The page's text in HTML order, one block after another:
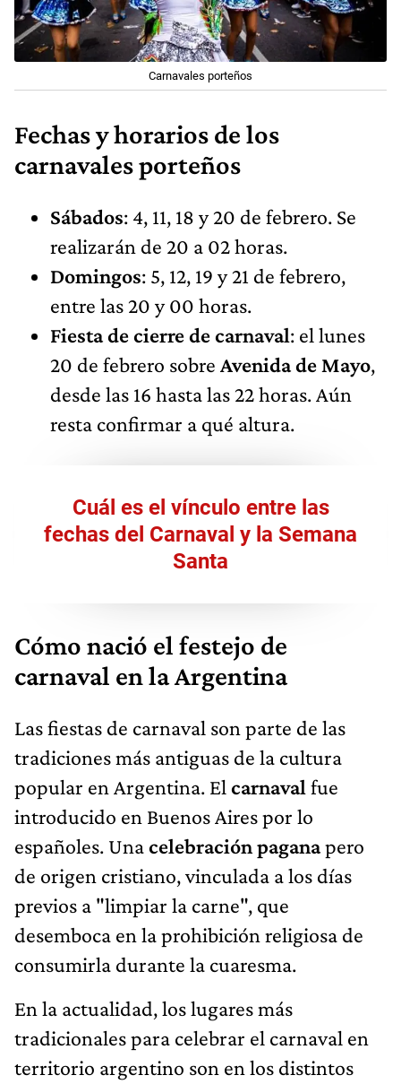
Carnavales porteños
Fechas y horarios de los
carnavales porteños
Sábados: 4, 11, 18 y 20 de febrero. Se
realizarán de 20 a 02 horas.
Domingos: 5, 12, 19 y 21 de febrero,
entre las 20 y 00 horas.
Fiesta de cierre de carnaval: el lunes
20 de febrero sobre Avenida de Mayo,
desde las 16 hasta las 22 horas. Aún
resta confirmar a qué altura.
Cuál es el vínculo entre las
fechas del Carnaval y la Semana
Santa
Cómo nació el festejo de
carnaval en la Argentina
Las fiestas de carnaval son parte de las
tradiciones más antiguas de la cultura
popular en Argentina. El carnaval fue
introducido en Buenos Aires por lo
españoles. Unacelebración paganapero
de origen cristiano, vinculada a los días
previos a "limpiar la carne", que
desemboca en la prohibición religiosa de
consumirla durante la cuaresma.
En la actualidad, los lugares más
tradicionales para celebrar el carnaval en
territorio argentino son en los distintos